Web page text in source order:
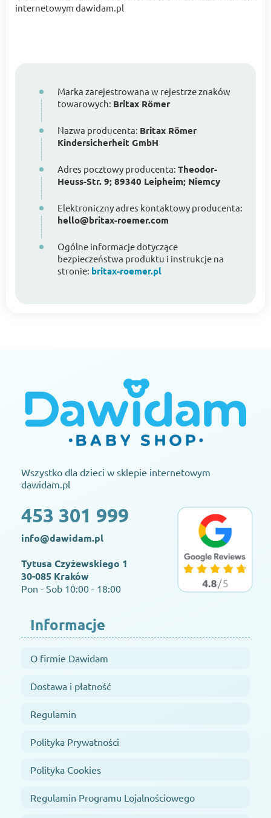
internetowym dawidam.pl
Marka zarejestrowana w rejestrze znaków
towarowych: Britax Römer
Nazwa producenta: Britax Römer
Kindersicherheit GmbH
Adres pocztowy producenta: Theodor-
Heuss-Str. 9; 89340 Leipheim; Niemcy
Elektroniczny adres kontaktowy producenta:
hello@britax-roemer.com
Ogólne informacje dotyczące
bezpieczeństwa produktu i instrukcje na
stronie: britax-roemer.pl
Wszystko dla dzieci w sklepie internetowym
dawidam.pl
453 301 999
info@dawidam.pl
Tytusa Czyżewskiego 1
30-085 Kraków
Pon - Sob 10:00 - 18:00
Informacje
O firmie Dawidam
Dostawa i płatność
Regulamin
Polityka Prywatności
Polityka Cookies
Regulamin Programu Lojalnościowego